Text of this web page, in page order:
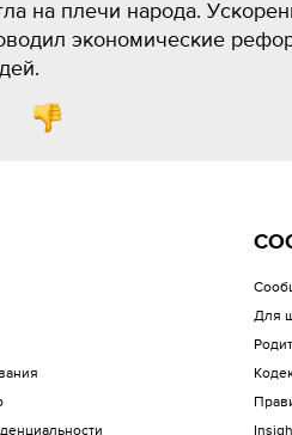
на плечи народа.
экономические
Для